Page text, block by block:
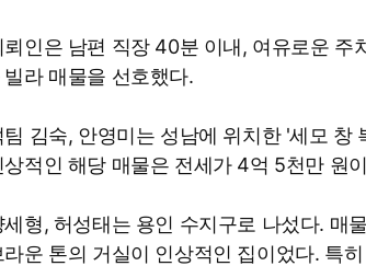
뢰인은 남편 직장 40분 이내, 여유로운 주
빌라 매물을 선호했다.
팀 김숙, 안영미는 성남에 위치한 '세모 창
상적인 해당 매물은 전세가 4억 5천만 원
세형, 허성태는 용인 수지구로 나섰다. 매
라운 톤의 거실이 인상적인 집이었다. 특